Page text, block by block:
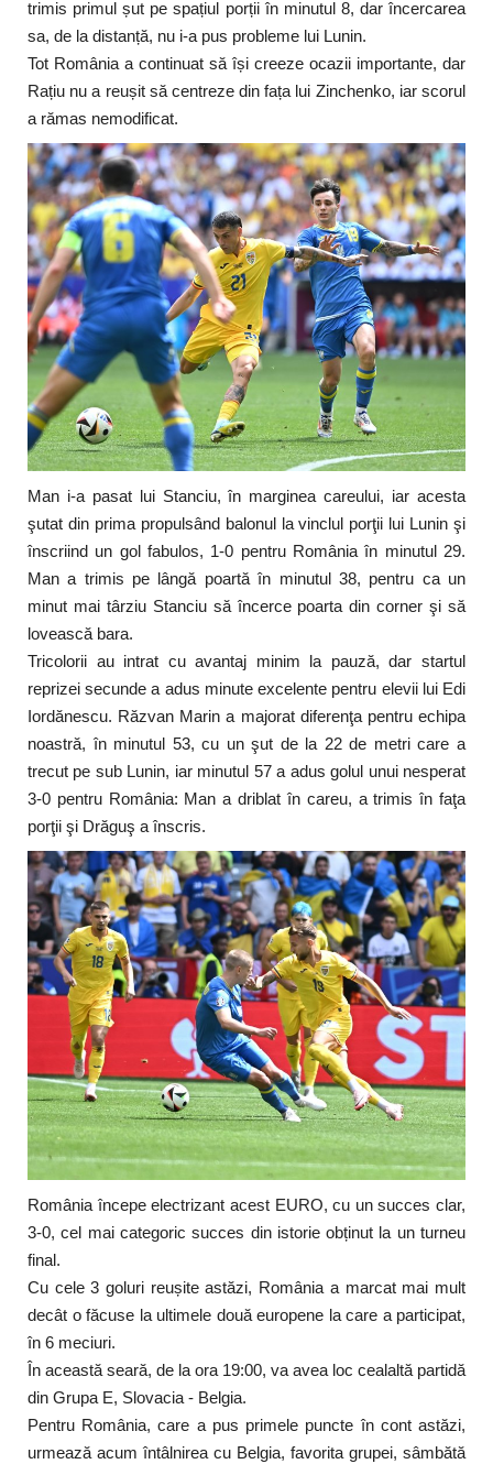
trimis primul șut pe spațiul porții în minutul 8, dar încercarea
sa, de la distanță, nu i-a pus probleme lui Lunin.
Tot România a continuat să își creeze ocazii importante, dar
Rațiu nu a reușit să centreze din fața lui Zinchenko, iar scorul
a rămas nemodificat.
Man i-a pasat lui Stanciu, în marginea careului, iar acesta
şutat din prima propulsând balonul la vinclul porţii lui Lunin şi
înscriind un gol fabulos, 1-0 pentru România în minutul 29.
Man a trimis pe lângă poartă în minutul 38, pentru ca un
minut mai târziu Stanciu să încerce poarta din corner şi să
lovească bara.
Tricolorii au intrat cu avantaj minim la pauză, dar startul
reprizei secunde a adus minute excelente pentru elevii lui Edi
Iordănescu. Răzvan Marin a majorat diferenţa pentru echipa
noastră, în minutul 53, cu un şut de la 22 de metri care a
trecut pe sub Lunin, iar minutul 57 a adus golul unui nesperat
3-0 pentru România: Man a driblat în careu, a trimis în faţa
porţii şi Drăguş a înscris.
România începe electrizant acest EURO, cu un succes clar,
3-0, cel mai categoric succes din istorie obținut la un turneu
final.
Cu cele 3 goluri reușite astăzi, România a marcat mai mult
decât o făcuse la ultimele două europene la care a participat,
în 6 meciuri.
În această seară, de la ora 19:00, va avea loc cealaltă partidă
din Grupa E, Slovacia - Belgia.
Pentru România, care a pus primele puncte în cont astăzi,
urmează acum întâlnirea cu Belgia, favorita grupei, sâmbătă